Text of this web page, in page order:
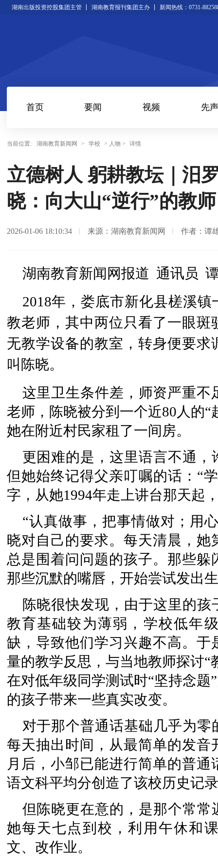
湖南出版投资控股集团主管 湖南教育报刊集团主办 新闻热线：0731-
首页 要闻 视频 先声
当前位置: 湖南教育新闻网 > 学校 > 人物 > 详情
立德树人 躬耕教坛｜汨
晓：向大山“逆行”的教师
2026-01-06 18:10:34 来源：湖南教育新闻网 作者：谭
湖南教育新闻网报道 通讯员
2018年，娄底市新化县槎溪
教老师，其中两位只看了一眼
无教学设备的教室，转身便要
叫陈晓。
这里卫生条件差，师资严重不
老师，陈晓被分到一个近80人的
她在附近村民家租了一间房。
更困难的是，这里语言不通
但她始终记得父亲叮嘱的话：“
字，从她1994年走上讲台那天起
“认真做事，把事情做对；用
晓对自己的要求。每天清晨，
总是围着问问题的孩子。那些
那些沉默的嘴唇，开始尝试发出
陈晓很快发现，由于这里的
教育基础较为薄弱，学校低年
缺，导致他们学习兴趣不高。
量的教学反思，与当地教师探讨
在对低年级同学测试时“坚持念
的孩子带来一些真实改变。
对于那个普通话基础几乎为
每天抽出时间，从最简单的发
月后，小邹已能进行简单的普
语文科平均分创造了该校历史记
但陈晓更在意的，是那个常
她每天七点到校，利用午休和
文、改作业。